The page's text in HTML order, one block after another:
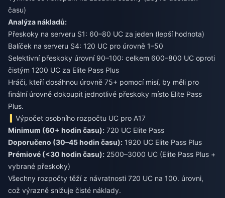
času)
Analýza nákladů:
Přeskoky na serveru S1: 60–80 UC za jeden (lepší hodnota)
Balíček na serveru S4: 120 UC pro úrovně 1–50
Selektivní přeskoky úrovní 90–100: celkem 600–800 UC oproti
čistým 1200 UC za Elite Pass Plus
Hráči, kteří dosáhnou úrovně 75+ pomocí misí, by měli pro
finální úrovně dokoupit jednotlivé přeskoky místo Elite Pass
Plus.
Výpočet osobního rozpočtu UC pro A17
Minimum (60+ hodin času): 720 UC Elite Pass
Doporučeno (30–45 hodin času): 1920 UC Elite Pass Plus
Prémiové (<30 hodin času): 2500–3000 UC (Elite Pass Plus +
vybrané přeskoky)
Všechny rozpočty těží z návratnosti 720 UC na 100. úrovni,
což výrazně snižuje čisté náklady.